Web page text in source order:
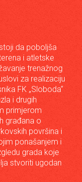
da poboljša
i atletske
trenažnog
za realizaciju
FK „Sloboda“
i drugih
primjerom
građana o
površina i
ponašanjem i
grada koje
stvoriti ugodan